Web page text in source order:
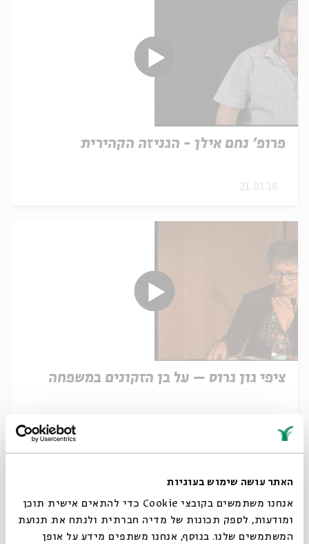
האתר עושה שימוש בעוגיות
אנחנו משתמשים בקובצי Cookie כדי להתאים אישית תוכן
ומודעות, לספק תכונות של מדיה חברתית ולנתח את תנועת
המשתמשים שלנו. בנוסף, אנחנו משתפים מידע על אופן
פרופ' נחם אילן - הגניזה הקהירית
21.03.18
ציפי גון גרוס – על בן הזקונים במשפחה